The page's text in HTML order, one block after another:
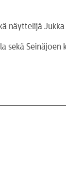
näyttelijä
sekä Seinäjoen